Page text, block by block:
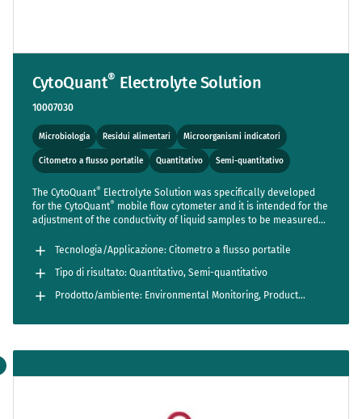
CytoQuant® Electrolyte Solution
10007030
Microbiologia Residui alimentari Microorganismi indicatori
Citometro a flusso portatile Quantitativo Semi-quantitativo
The CytoQuant® Electrolyte Solution was specifically developed
for the CytoQuant® mobile flow cytometer and it is intended for the
adjustment of the conductivity of liquid samples to be measured
other particles.
Tecnologia/Applicazione: Citometro a flusso portatile
Tipo di risultato: Quantitativo, Semi-quantitativo
Prodotto/ambiente: Environmental Monitoring, Product